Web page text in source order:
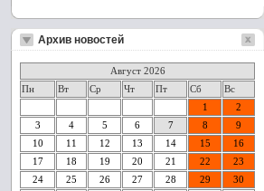
Архив новостей
Август 2026
Пн
Вт Ср Чт Пт Сб
Вс
1
2
3
4 5 6 7 8
9
10
11 12 13 14 15
16
17
18 19 20 21 22
23
24
25 26 27 28 29
30